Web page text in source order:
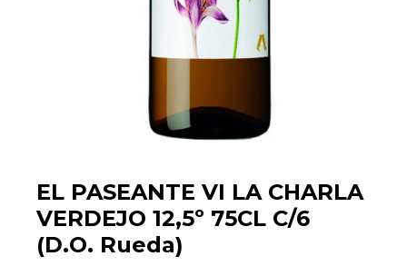
EL PASEANTE VI LA CHARLA
VERDEJO 12,5º 75CL C/6
(D.O. Rueda)